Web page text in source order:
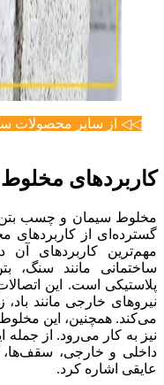
◁◁ از سایر محصولات
کاربردهای
مخلوط سیمان و چسب بتن
گسترده‌ای از کاربردهای
مهم‌ترین کاربردهای
ساختمانی مانند سنگ،
پلاستیکی است. این
نیروهای خارجی مانند
می‌کند. همچنین، این
نیز به کار می‌رود. از جمله
داخلی و خارجی،
عایقی اشاره کرد.